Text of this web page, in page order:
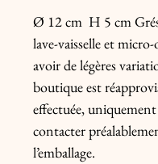
Ø 12 cm  H 5 cm
lave-vaisselle et
avoir de légères
boutique est
effectuée,
contacter
l’emballage.